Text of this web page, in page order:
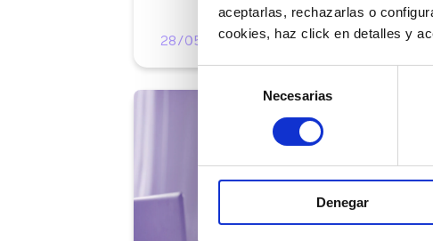
aceptarlas, rechazarlas o
cookies, haz click en detalles y
consentimiento
Necesarias
Denegar
28/05/2026